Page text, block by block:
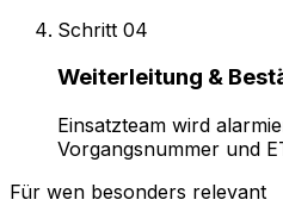
Schritt 04
Weiterleitung &
Einsatzteam wird
Vorgangsnummer und
Für wen besonders relevant